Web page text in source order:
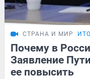
СТРАНА И МИР
Почему в
Заявление
ее повысить